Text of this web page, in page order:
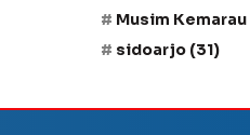
Musim Kemarau
sidoarjo (31)